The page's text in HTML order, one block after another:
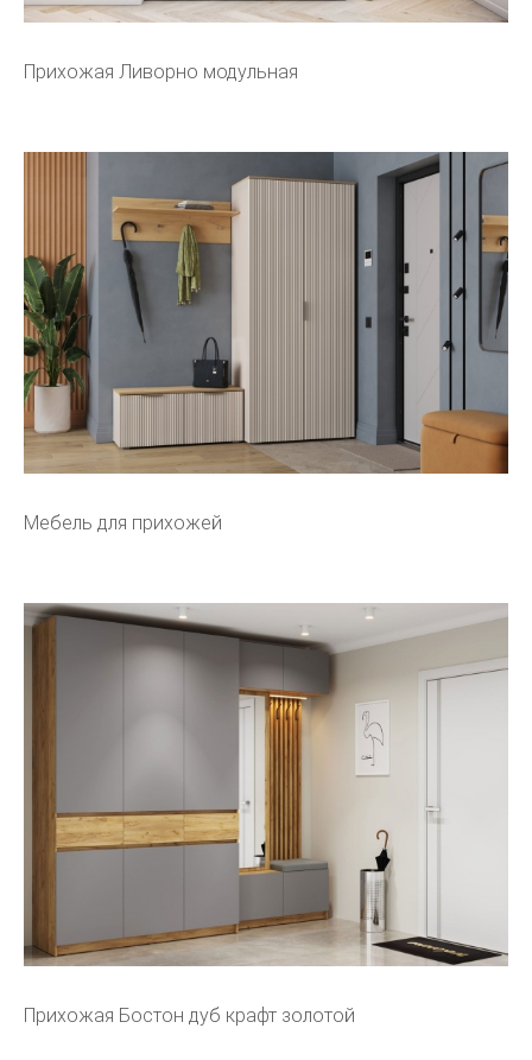
Прихожая Ливорно модульная
Мебель для прихожей
Прихожая Бостон дуб крафт золотой